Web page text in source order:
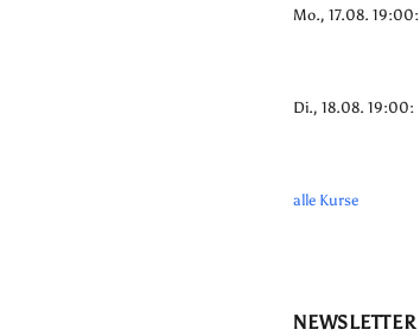
Mo., 17.08. 19:00:
Di., 18.08. 19:00:
alle Kurse
NEWSLETTER